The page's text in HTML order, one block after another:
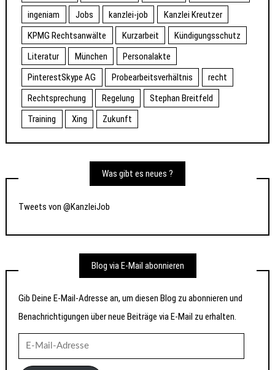
ingeniam
Jobs kanzlei-job
Kanzlei Kreutzer
KPMG Rechtsanwälte
Kurzarbeit
Kündigungsschutz
Literatur
München
Personalakte
PinterestSkype AG
Probearbeitsverhältnis
recht
Rechtsprechung
Regelung
Stephan Breitfeld
Training
Xing Zukunft
Was gibt es neues ?
Tweets von @KanzleiJob
Blog via E-Mail abonnieren
Gib Deine E-Mail-Adresse an, um diesen Blog zu abonnieren und
Benachrichtigungen über neue Beiträge via E-Mail zu erhalten.
Mail-